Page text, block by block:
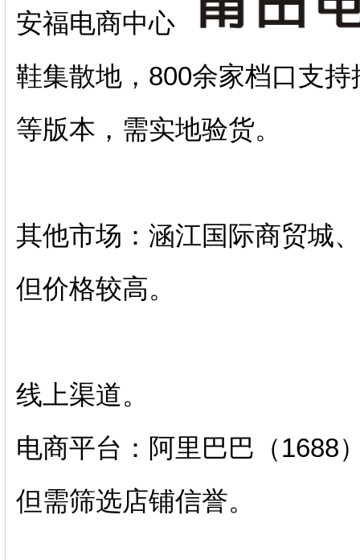
‌安福电商中心‌
鞋集散地，800余家档口支
等版本，需实地验货。‌‌
其他市场：涵江国际商贸城
但价格较高。‌‌
‌线上渠道‌。
电商平台：阿里巴巴（1688
但需筛选店铺信誉。‌‌